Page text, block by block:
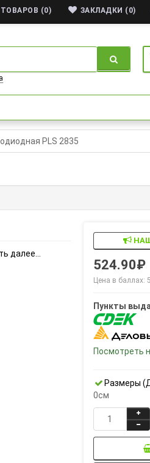
ЗАКЛАДКИ (0)
(0)
PLS 2835
далее...
524.90₽
Цена в баллах:
Пункты
Посмотреть
Размеры
0см